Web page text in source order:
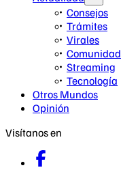
Consejos
Trámites
Virales
Comunidad
Streaming
Tecnología
Otros Mundos
Opinión
Visítanos en